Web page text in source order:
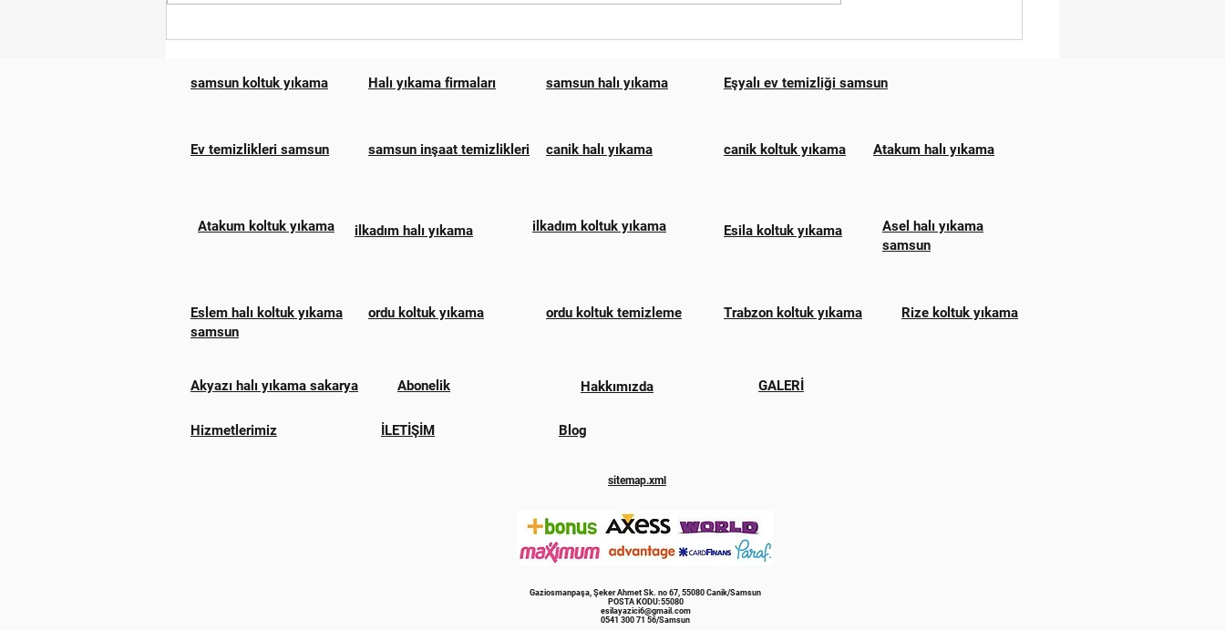
samsun koltuk yıkama Halı yıkama firmaları samsun halı yıkama Eşyalı ev temizliği samsun
Ev temizlikleri samsun samsun inşaat temizlikleri canik halı yıkama canik koltuk yıkama Atakum halı yıkama
Atakum koltuk yıkama ilkadım halı yıkama ilkadım koltuk yıkama Esila koltuk yıkama
Asel halı yıkama
samsun
Eslem halı koltuk yıkama
samsun
ordu koltuk yıkama ordu koltuk temizleme Trabzon koltuk yıkama Rize koltuk yıkama
Akyazı halı yıkama sakarya Abonelik Hakkımızda GALERİ
Hizmetlerimiz İLETİŞİM Blog
sitemap.xml
Gaziosmanpaşa, Şeker Ahmet Sk. no 67, 55080 Canik/Samsun
POSTA KODU:55080
esilayazici6@gmail.com
0541 300 71 56/Samsun